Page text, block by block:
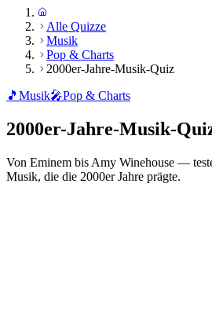
Alle Quizze
Musik
Pop & Charts
2000er-Jahre-Musik-Quiz
🎵 Musik🎤Pop & Charts
2000er-Jahre-Musik-
Von Eminem bis Amy Winehouse —
Musik, die die 2000er Jahre prägte.